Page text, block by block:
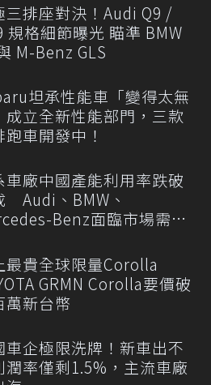
三排座對決！Audi Q9 /
規格細節曝光 瞄準 BMW
M-Benz GLS
坦承性能車「變得太無
成立全新性能部門，三款
跑車開發中！
車廠中國產能利用率跌破
Audi、BMW、
Benz面臨市場需求
最貴全球限量Corolla
GRMN Corolla要價破
萬新台幣
車企極限洗牌！新車出不
潤率僅剩1.5%，主流車廠